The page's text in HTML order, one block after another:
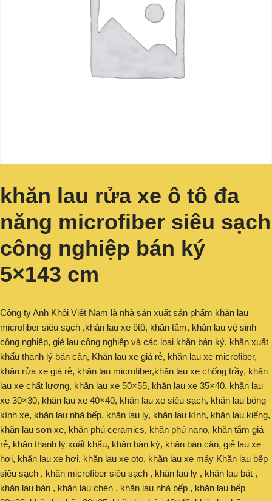
khăn lau rửa xe ô tô đa
năng microfiber siêu sạch
công nghiệp bán ký
5×143 cm
Công ty Anh Khôi Việt Nam là nhà sản xuất sản phẩm khăn lau
microfiber siêu sạch ,khăn lau xe ôtô, khăn tắm, khăn lau vệ sinh
công nghiệp, giẻ lau công nghiệp và các loại khăn bán ký, khăn xuất
khẩu thanh lý bán cân, Khăn lau xe giá rẻ, khăn lau xe microfiber,
khăn rửa xe giá rẻ, khăn lau microfiber,khăn lau xe chống trầy, khăn
lau xe chất lượng, khăn lau xe 50×55, khăn lau xe 35×40, khăn lau
xe 30×30, khăn lau xe 40×40, khăn lau xe siêu sạch, khăn lau bóng
kính xe, khăn lau nhà bếp, khăn lau ly, khăn lau kính, khăn lau kiếng,
khăn lau sơn xe, khăn phủ ceramics, khăn phủ nano, khăn tắm giá
rẻ, khăn thanh lý xuất khẩu, khăn bán ký, khăn bán cân, giẻ lau xe
hơi, khăn lau xe hơi, khăn lau xe oto, khăn lau xe máy Khăn lau bếp
siêu sạch , khăn microfiber siêu sạch , khăn lau ly , khăn lau bát ,
khăn lau bàn , khăn lau chén , khăn lau nhà bếp , khăn lau bếp